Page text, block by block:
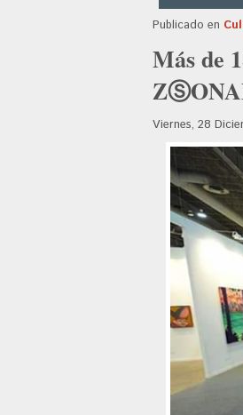
Publicado en
Más de
Viernes, 28